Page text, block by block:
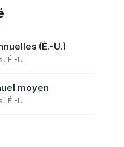
(É.-U.)
É.-U.
moyen
É.-U.